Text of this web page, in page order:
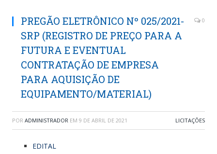
PREGÃO ELETRÔNICO Nº 025/2021-
SRP (REGISTRO DE PREÇO PARA A
FUTURA E EVENTUAL
CONTRATAÇÃO DE EMPRESA
PARA AQUISIÇÃO DE
EQUIPAMENTO/MATERIAL)
0
POR ADMINISTRADOR EM 9 DE ABRIL DE 2021 LICITAÇÕES
EDITAL